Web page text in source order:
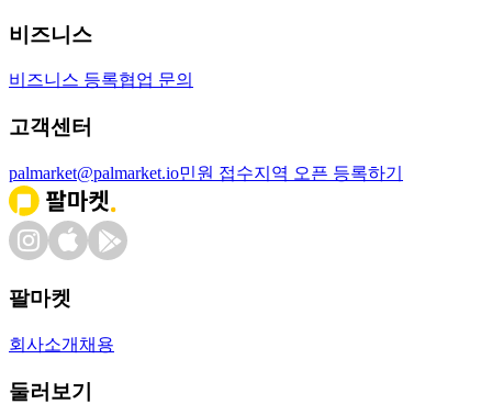
비즈니스
비즈니스 등록협업 문의
고객센터
palmarket@palmarket.io민원 접수지역 오픈 등록하기
팔마켓
회사소개 채용
둘러보기